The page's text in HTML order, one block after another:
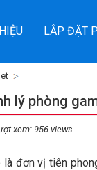
LẮP ĐẶT
lý phòng
xem: 956 views
là đơn vị tiên